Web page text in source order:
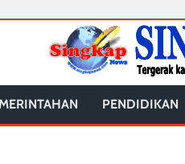
PENDIDIKAN